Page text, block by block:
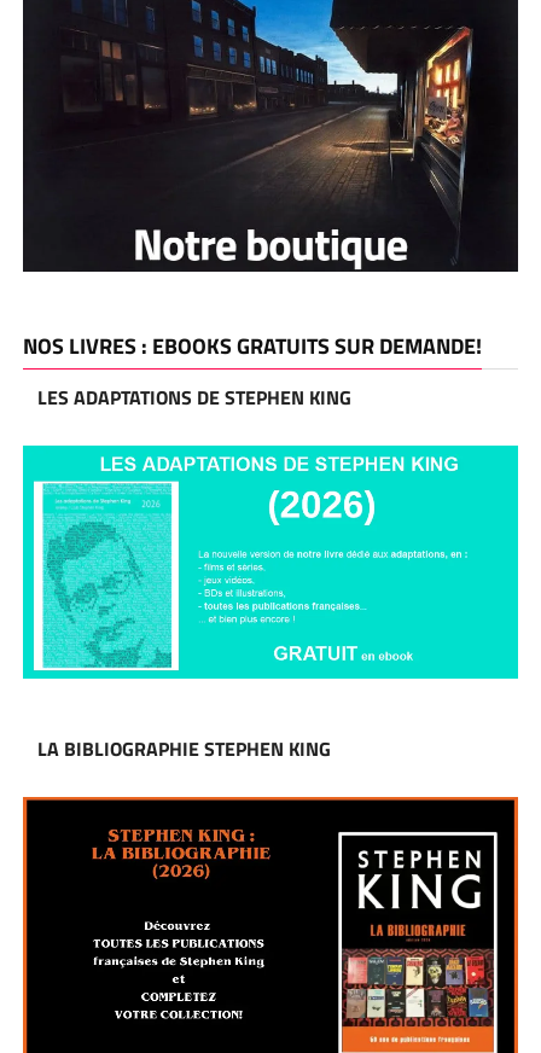
NOS LIVRES : EBOOKS GRATUITS SUR DEMANDE!
LES ADAPTATIONS DE STEPHEN KING
LA BIBLIOGRAPHIE STEPHEN KING